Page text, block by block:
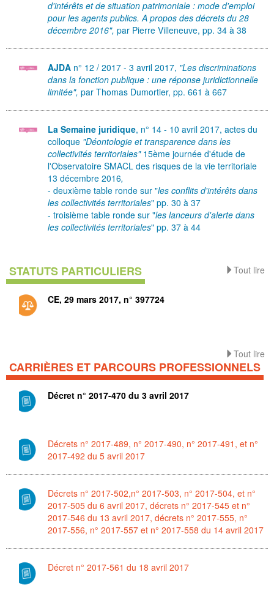
d'intérêts et de situation patrimoniale : mode d'emploi
pour les agents publics. A propos des décrets du 28
décembre 2016", par Pierre Villeneuve, pp. 34 à 38
AJDA n° 12 / 2017 - 3 avril 2017, "Les discriminations
dans la fonction publique : une réponse juridictionnelle
limitée", par Thomas Dumortier, pp. 661 à 667
La Semaine juridique, n° 14 - 10 avril 2017, actes du
colloque "Déontologie et transparence dans les
collectivités territoriales" 15ème journée d'étude de
l'Observatoire SMACL des risques de la vie territoriale
13 décembre 2016,
- deuxième table ronde sur "les conflits d'intérêts dans
les collectivités territoriales" pp. 30 à 37
- troisième table ronde sur "les lanceurs d'alerte dans
les collectivités territoriales" pp. 37 à 44
Tout lire
STATUTS PARTICULIERS
CE, 29 mars 2017, n° 397724
Tout lire
CARRIÈRES ET PARCOURS PROFESSIONNELS
Décret n° 2017-470 du 3 avril 2017
Décrets n° 2017-489, n° 2017-490, n° 2017-491, et n°
2017-492 du 5 avril 2017
Décrets n° 2017-502,n° 2017-503, n° 2017-504, et n°
2017-505 du 6 avril 2017, décrets n° 2017-545 et n°
2017-546 du 13 avril 2017, décrets n° 2017-555, n°
2017-556, n° 2017-557 et n° 2017-558 du 14 avril 2017
Décret n° 2017-561 du 18 avril 2017